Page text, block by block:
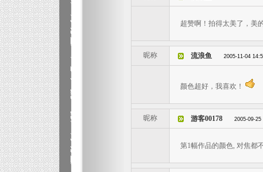
超赞啊！拍得太美了，美
昵称 流浪鱼 2005-11-04
颜色超好，我喜欢！
昵称 游客00178 2005-09-25
第1幅作品的颜色, 对焦都